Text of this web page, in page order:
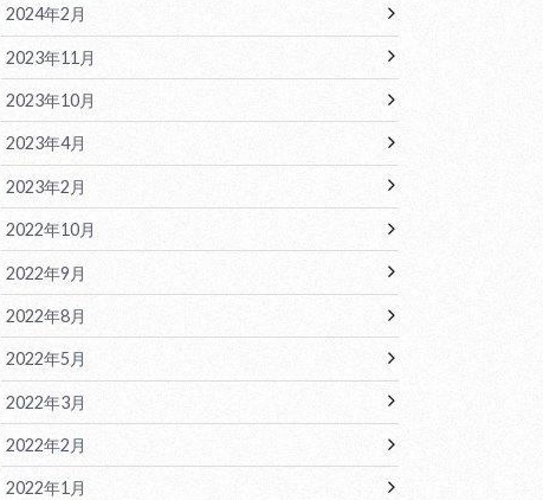
2024年2月
2023年11月
2023年10月
2023年4月
2023年2月
2022年10月
2022年9月
2022年8月
2022年5月
2022年3月
2022年2月
2022年1月